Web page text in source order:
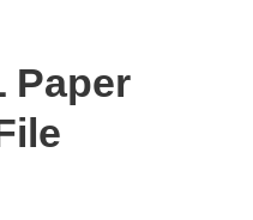
Paper